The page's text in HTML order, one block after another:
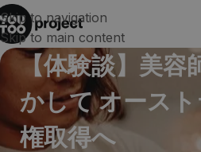
Skip to navigation
Skip to main content
【体験談】美容
かして オース
権取得へ